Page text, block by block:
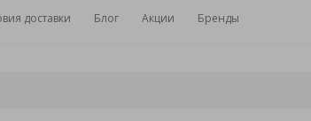
доставки Блог Акции Бренды